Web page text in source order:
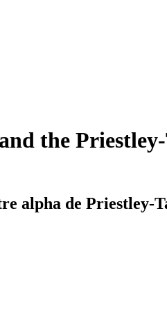
the
alpha de